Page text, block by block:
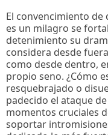
El convencimiento de
es un milagro se
detenimiento su
considera desde
como desde dentro,
propio seno. ¿Cómo
resquebrajado o
padecido el ataque
momentos cruciales
soportar